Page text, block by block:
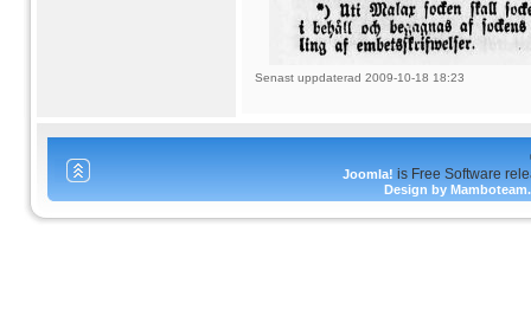
Senast uppdaterad 2009-10-18 18:23
Joomla! is Free Software
Design by